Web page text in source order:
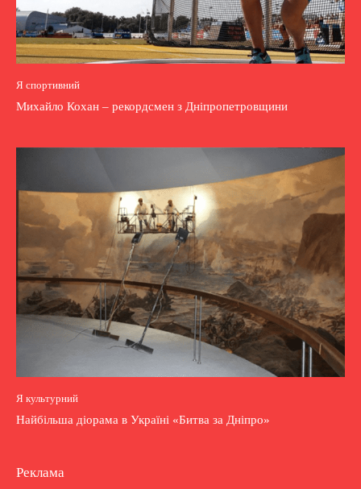
Я спортивний
Михайло Кохан – рекордсмен з Дніпропетровщини
Я культурний
Найбільша діорама в Україні «Битва за Дніпро»
Реклама